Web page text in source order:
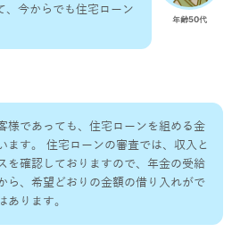
年齢50代
、今からでも住宅ローン
様であっても、住宅ローンを組める金
ます。 住宅ローンの審査では、収入と
を確認しておりますので、年金の受給
ら、希望どおりの金額の借り入れがで
あります。